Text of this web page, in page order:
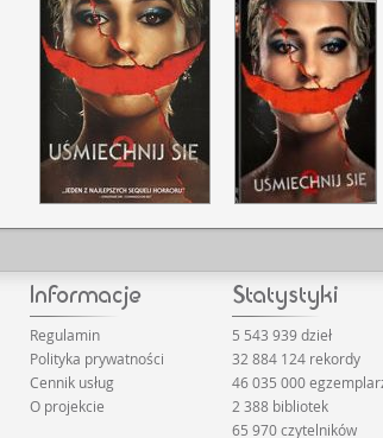
Regulamin
Polityka prywatności
Cennik usług
O projekcie
5 543 939 dzieł
32 884 124 rekordy
46 035 000
2 388 bibliotek
65 970 czytelników